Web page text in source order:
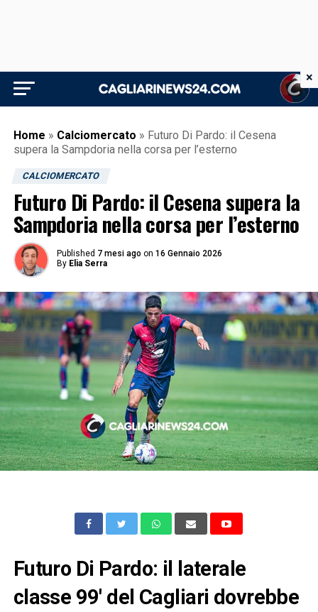
Home » Calciomercato » Futuro Di Pardo: il Cesena
supera la Sampdoria nella corsa per l’esterno
CALCIOMERCATO
Futuro Di Pardo: il Cesena supera la
Sampdoria nella corsa per l’esterno
Published 7 mesi ago on 16 Gennaio 2026
By Elia Serra
Futuro Di Pardo: il laterale
classe 99′ del Cagliari dovrebbe
×